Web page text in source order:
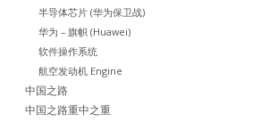
半导体芯片 (华为保卫战)
华为 – 旗帜 (Huawei)
软件操作系统
航空发动机 Engine
中国之路
中国之路重中之重